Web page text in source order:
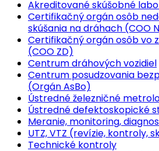
Akreditované skúšobné
Certifikačný orgán osôb
skúšania na dráhach (COO
Certifikačný orgán osôb vo
(COO ZD)
Centrum dráhových vozidiel
Centrum posudzovania
(Orgán AsBo)
Ústredné železničné
Ústredné defektoskopické
Meranie, monitoring,
UTZ, VTZ (revízie, kontroly,
Technické kontroly